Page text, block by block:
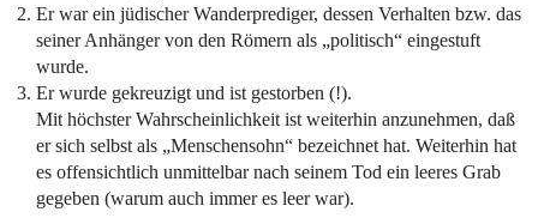
Er war ein jüdischer Wanderprediger, dessen Verhalten bzw. das
seiner Anhänger von den Römern als „politisch“ eingestuft
wurde.
Er wurde gekreuzigt und ist gestorben (!).
Mit höchster Wahrscheinlichkeit ist weiterhin anzunehmen, daß
er sich selbst als „Menschensohn“ bezeichnet hat. Weiterhin hat
es offensichtlich unmittelbar nach seinem Tod ein leeres Grab
gegeben (warum auch immer es leer war).